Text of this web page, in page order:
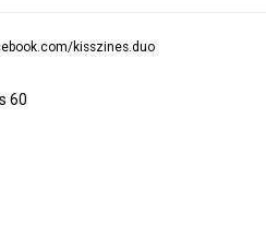
kisszines.duo
60